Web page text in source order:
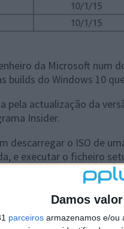
Damos
parceiros armazenamos e/ou
da Microsoft num
builds do Windows 10
pela actualização da
Insider.
descarregar o ISO de
e executar o ficheiro
o que
ficam com a
problemas.